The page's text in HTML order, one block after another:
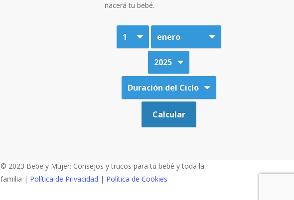
nacerá tu bebé.
© 2023 Bebe y Mujer: Consejos y trucos para tu bebé y toda la
familia | Política de Privacidad | Política de Cookies